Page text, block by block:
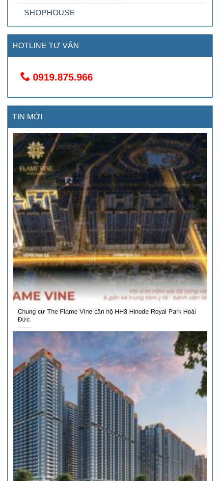
SHOPHOUSE
HOTLINE TƯ VẤN
0919.875.966
TIN MỚI
Chung cư The Flame Vine căn hộ HH3 Hinode Royal Park Hoài
Đức